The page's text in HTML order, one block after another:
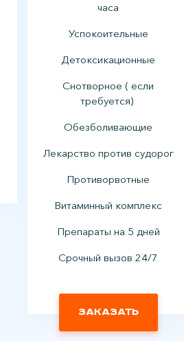
часа
Успокоительные
Детоксикационные
Снотворное ( если
требуется)
Обезболивающие
Лекарство против судорог
Противорвотные
Витаминный комплекс
Препараты на 5 дней
Срочный вызов 24/7
Заказать